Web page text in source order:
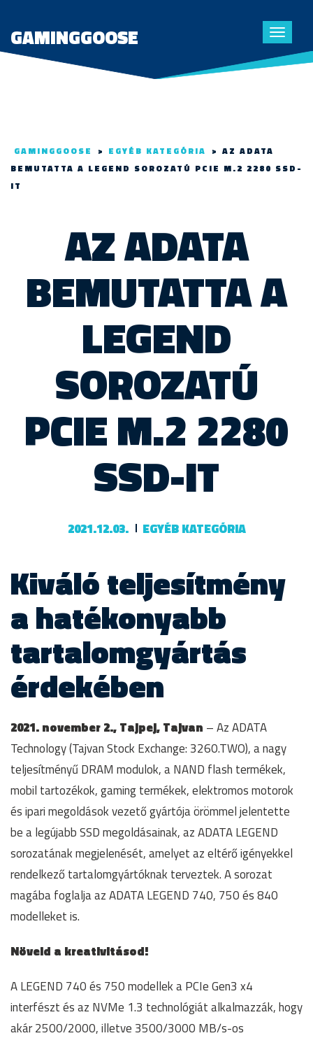
Toggle
GAMINGGOOSE
GAMINGGOOSE > EGYÉB KATEGÓRIA > AZ ADATA
BEMUTATTA A LEGEND SOROZATÚ PCIE M.2 2280 SSD-
IT
AZ ADATA
BEMUTATTA A
LEGEND
SOROZATÚ
PCIE M.2 2280
SSD-IT
2021.12.03. EGYÉB KATEGÓRIA
Kiváló teljesítmény
a hatékonyabb
tartalomgyártás
érdekében
2021. november 2., Tajpej, Tajvan – Az ADATA
Technology (Tajvan Stock Exchange: 3260.TWO), a nagy
teljesítményű DRAM modulok, a NAND flash termékek,
mobil tartozékok, gaming termékek, elektromos motorok
és ipari megoldások vezető gyártója örömmel jelentette
be a legújabb SSD megoldásainak, az ADATA LEGEND
sorozatának megjelenését, amelyet az eltérő igényekkel
rendelkező tartalomgyártóknak terveztek. A sorozat
magába foglalja az ADATA LEGEND 740, 750 és 840
modelleket is.
Növeld a kreativitásod!
A LEGEND 740 és 750 modellek a PCIe Gen3 x4
interfészt és az NVMe 1.3 technológiát alkalmazzák, hogy
akár 2500/2000, illetve 3500/3000 MB/s-os